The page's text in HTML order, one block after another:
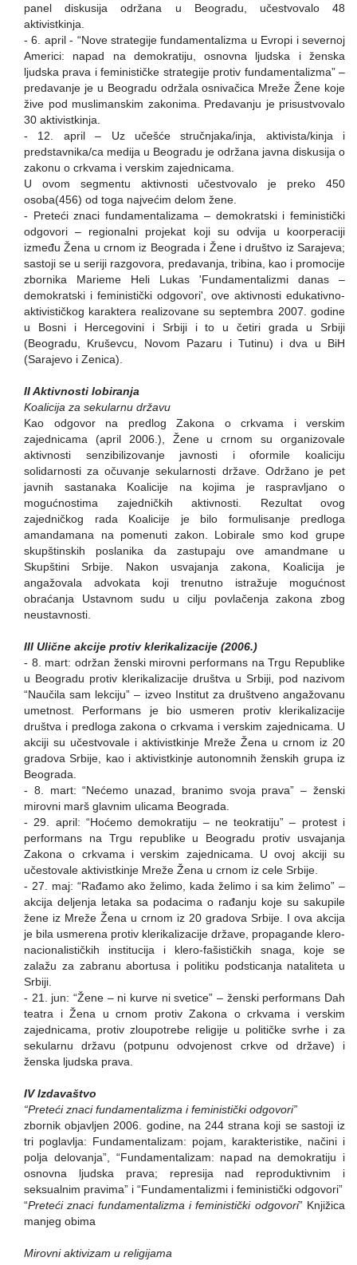
panel diskusija održana u Beogradu, učestvovalo 48
aktivistkinja.
- 6. april - “Nove strategije fundamentalizma u Evropi i severnoj
Americi: napad na demokratiju, osnovna ljudska i ženska
ljudska prava i feminističke strategije protiv fundamentalizma” –
predavanje je u Beogradu održala osnivačica Mreže Žene koje
žive pod muslimanskim zakonima. Predavanju je prisustvovalo
30 aktivistkinja.
- 12. april – Uz učešće stručnjaka/inja, aktivista/kinja i
predstavnika/ca medija u Beogradu je održana javna diskusija o
zakonu o crkvama i verskim zajednicama.
U ovom segmentu aktivnosti učestvovalo je preko 450
osoba(456) od toga najvećim delom žene.
- Preteći znaci fundamentalizama – demokratski i feministički
odgovori – regionalni projekat koji su odvija u koorperaciji
između Žena u crnom iz Beograda i Žene i društvo iz Sarajeva;
sastoji se u seriji razgovora, predavanja, tribina, kao i promocije
zbornika Marieme Heli Lukas 'Fundamentalizmi danas –
demokratski i feministički odgovori', ove aktivnosti edukativno-
aktivističkog karaktera realizovane su septembra 2007. godine
u Bosni i Hercegovini i Srbiji i to u četiri grada u Srbiji
(Beogradu, Kruševcu, Novom Pazaru i Tutinu) i dva u BiH
(Sarajevo i Zenica).
II Aktivnosti lobiranja
Koalicija za sekularnu državu
Kao odgovor na predlog Zakona o crkvama i verskim
zajednicama (april 2006.), Žene u crnom su organizovale
aktivnosti senzibilizovanje javnosti i oformile koaliciju
solidarnosti za očuvanje sekularnosti države. Održano je pet
javnih sastanaka Koalicije na kojima je raspravljano o
mogućnostima zajedničkih aktivnosti. Rezultat ovog
zajedničkog rada Koalicije je bilo formulisanje predloga
amandamana na pomenuti zakon. Lobirale smo kod grupe
skupštinskih poslanika da zastupaju ove amandmane u
Skupštini Srbije. Nakon usvajanja zakona, Koalicija je
angažovala advokata koji trenutno istražuje mogućnost
obraćanja Ustavnom sudu u cilju povlačenja zakona zbog
neustavnosti.
III Ulične akcije protiv klerikalizacije (2006.)
- 8. mart: održan ženski mirovni performans na Trgu Republike
u Beogradu protiv klerikalizacije društva u Srbiji, pod nazivom
“Naučila sam lekciju” – izveo Institut za društveno angažovanu
umetnost. Performans je bio usmeren protiv klerikalizacije
društva i predloga zakona o crkvama i verskim zajednicama. U
akciji su učestvovale i aktivistkinje Mreže Žena u crnom iz 20
gradova Srbije, kao i aktivistkinje autonomnih ženskih grupa iz
Beograda.
- 8. mart: “Nećemo unazad, branimo svoja prava” – ženski
mirovni marš glavnim ulicama Beograda.
- 29. april: “Hoćemo demokratiju – ne teokratiju” – protest i
performans na Trgu republike u Beogradu protiv usvajanja
Zakona o crkvama i verskim zajednicama. U ovoj akciji su
učestovale aktivistkinje Mreže Žena u crnom iz cele Srbije.
- 27. maj: “Rađamo ako želimo, kada želimo i sa kim želimo” –
akcija deljenja letaka sa podacima o rađanju koje su sakupile
žene iz Mreže Žena u crnom iz 20 gradova Srbije. I ova akcija
je bila usmerena protiv klerikalizacije države, propagande klero-
nacionalističkih institucija i klero-fašističkih snaga, koje se
zalažu za zabranu abortusa i politiku podsticanja nataliteta u
Srbiji.
- 21. jun: “Žene – ni kurve ni svetice” – ženski performans Dah
teatra i Žena u crnom protiv Zakona o crkvama i verskim
zajednicama, protiv zloupotrebe religije u političke svrhe i za
sekularnu državu (potpunu odvojenost crkve od države) i
ženska ljudska prava.
IV Izdavaštvo
“Preteći znaci fundamentalizma i feministički odgovori”
zbornik objavljen 2006. godine, na 244 strana koji se sastoji iz
tri poglavlja: Fundamentalizam: pojam, karakteristike, načini i
polja delovanja”, “Fundamentalizam: napad na demokratiju i
osnovna ljudska prava; represija nad reproduktivnim i
seksualnim pravima” i “Fundamentalizmi i feministički odgovori”
“Preteći znaci fundamentalizma i feministički odgovori” Knjižica
manjeg obima
Mirovni aktivizam u religijama